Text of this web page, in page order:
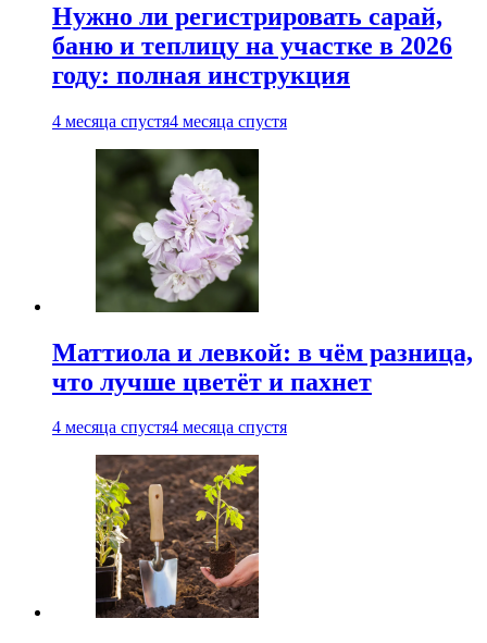
Нужно ли регистрировать сарай,
баню и теплицу на участке в 2026
году: полная инструкция
4 месяца спустя4 месяца спустя
Маттиола и левкой: в чём разница,
что лучше цветёт и пахнет
4 месяца спустя4 месяца спустя